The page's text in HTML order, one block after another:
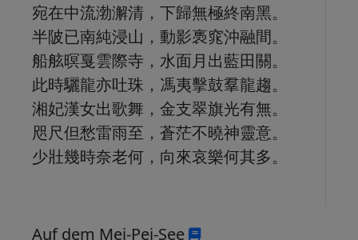
宛在中流渤澥清，下歸無極終南黑。
半陂已南純浸山，動影褭窕沖融間。
船舷暝戛雲際寺，水面月出藍田關。
此時驪龍亦吐珠，馮夷擊鼓羣龍趨。
湘妃漢女出歌舞，金支翠旗光有無。
咫尺但愁雷雨至，蒼茫不曉神靈意。
少壯幾時奈老何，向來哀樂何其多。
Auf dem Mei-Pei-See